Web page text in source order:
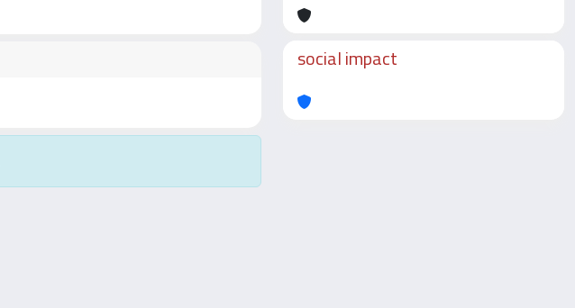
social impact